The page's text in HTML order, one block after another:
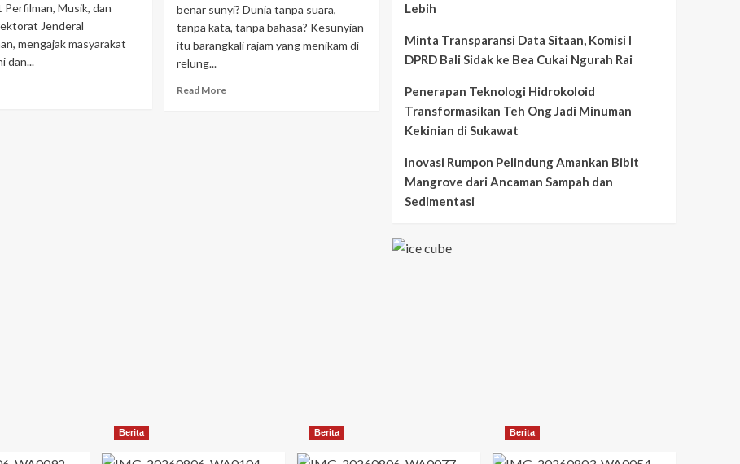
Musik, dan
Jenderal
mengajak masyarakat
dan...
benar sunyi? Dunia tanpa suara,
tanpa kata, tanpa bahasa? Kesunyian
itu barangkali rajam yang menikam di
relung...
Read More
Lebih
Minta Transparansi Data Sitaan, Komisi I
DPRD Bali Sidak ke Bea Cukai Ngurah Rai
Penerapan Teknologi Hidrokoloid
Transformasikan Teh Ong Jadi Minuman
Kekinian di Sukawat
Inovasi Rumpon Pelindung Amankan Bibit
Mangrove dari Ancaman Sampah dan
Sedimentasi
Berita Berita Berita